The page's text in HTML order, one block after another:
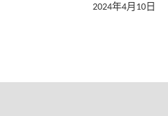
2024年4月 10 日